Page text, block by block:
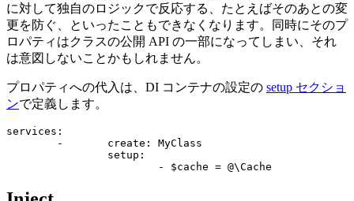
に対して独自のロジックで反応する、たとえばそのあとの変
更を防ぐ、といったこともできなくなります。同時にそのプ
ロパティはクラスの公開 API の一部になってしまい、それ
は意図しないことかもしれません。
プロパティへの代入は、DI コンテナの設定の setup セクショ
ンで定義します。
services: